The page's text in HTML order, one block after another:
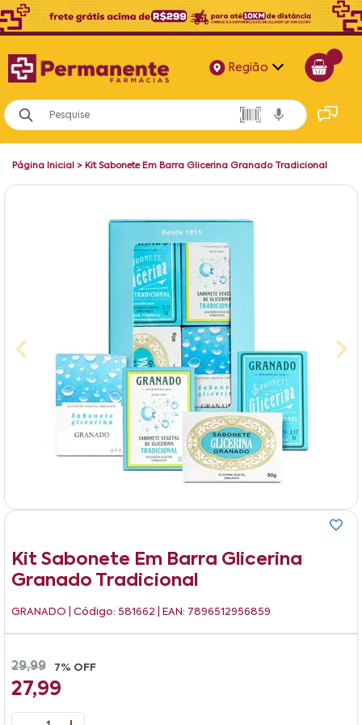
Região
Alagoas
Bahia
Página Inicial > Kit Sabonete Em Barra Glicerina Granado Tradicional
Kit Sabonete Em Barra Glicerina
Granado Tradicional
GRANADO | Código: 581662 | EAN: 7896512956859
29,99 7% OFF
27,99